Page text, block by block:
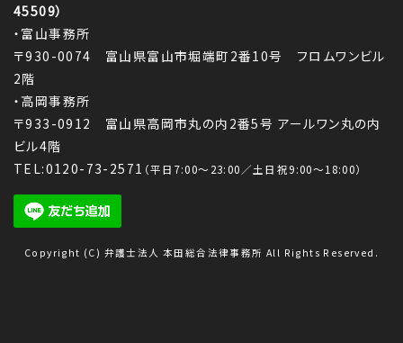
45509）
・富山事務所
〒930-0074 富山県富山市堀端町2番10号 フロムワンビル
2階
・高岡事務所
〒933-0912 富山県高岡市丸の内2番5号 アールワン丸の内
ビル4階
TEL:0120-73-2571 （平日7:00～23:00／土日祝9:00～18:00）
Copyright (C) 弁護士法人 本田総合法律事務所 All Rights Reserved.